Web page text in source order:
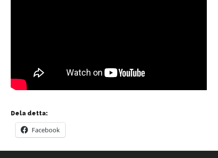
Dela detta:
Facebook